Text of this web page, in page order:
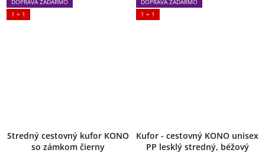
1 + 1
Stredný cestovný kufor KONO
so zámkom čierny
1 + 1
Kufor - cestovný KONO unisex
PP lesklý stredný, béžový